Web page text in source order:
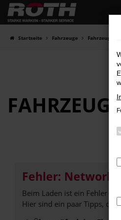
Zum
Hauptinhalt
Startseite Fahrzeuge
FAHRZEUG-
Fehler: Network
Beim Laden ist ein Fehler
Hier sind ein paar Tipps, die